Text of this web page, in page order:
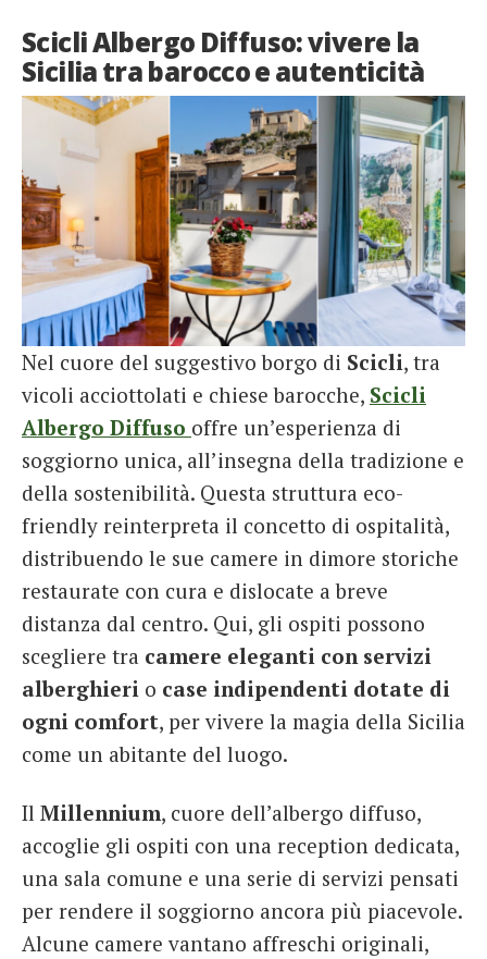
Scicli Albergo Diffuso: vivere la
Sicilia tra barocco e autenticità
Nel cuore del suggestivo borgo di Scicli, tra
vicoli acciottolati e chiese barocche, Scicli
Albergo Diffuso offre un’esperienza di
soggiorno unica, all’insegna della tradizione e
della sostenibilità. Questa struttura eco-
friendly reinterpreta il concetto di ospitalità,
distribuendo le sue camere in dimore storiche
restaurate con cura e dislocate a breve
distanza dal centro. Qui, gli ospiti possono
scegliere tra camere eleganti con servizi
alberghieri o case indipendenti dotate di
ogni comfort, per vivere la magia della Sicilia
come un abitante del luogo.
Il Millennium, cuore dell’albergo diffuso,
accoglie gli ospiti con una reception dedicata,
una sala comune e una serie di servizi pensati
per rendere il soggiorno ancora più piacevole.
Alcune camere vantano affreschi originali,